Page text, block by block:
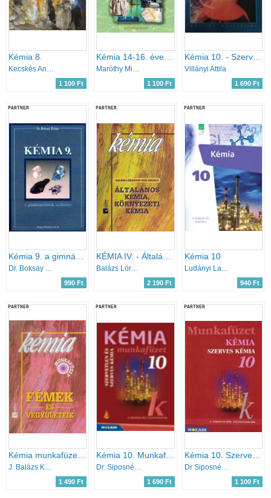
Kémia 8.
Kecskés Andrásné, Rozgonyi Jánosné, Kiss Zsuzsanna
1 100 Ft
Maróthy Miklósné
1 100 Ft
Kémia 10. - Szerves kémia
Villányi Attila
1 690 Ft
PARTNER
990 Ft
PARTNER
2 190 Ft
PARTNER
Kémia 10
940 Ft
PARTNER
Kémia munkafüzet III. - Fémek és Vegyületeik
J. Balázs Katalin
1 490 Ft
PARTNER
Kémia 10. Munkafüzet - Szervetlen és szerves kémia
Dr. Siposné Dr. Kedves Éva-Horváth Balázs-Péntek Lászlóné
1 690 Ft
PARTNER
Kémia 10. Szerves kémiai ismeretek. MS-2820T Munkafüzet
Dr Siposné-Horváth B.-Péntek Lászlóné
1 100 Ft